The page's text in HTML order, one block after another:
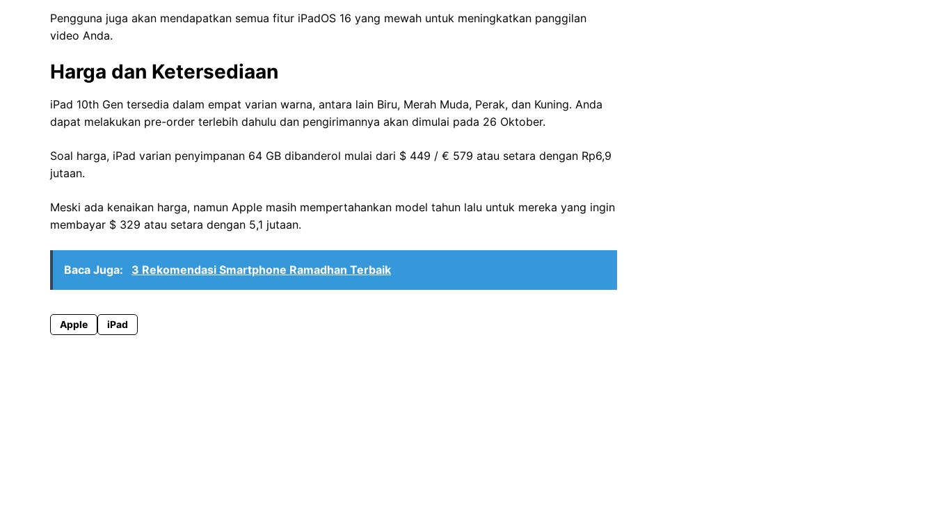
Pengguna juga akan mendapatkan semua fitur iPadOS 16 yang mewah untuk meningkatkan panggilan
video Anda.
Harga dan Ketersediaan
iPad 10th Gen tersedia dalam empat varian warna, antara lain Biru, Merah Muda, Perak, dan Kuning. Anda
dapat melakukan pre-order terlebih dahulu dan pengirimannya akan dimulai pada 26 Oktober.
Soal harga, iPad varian penyimpanan 64 GB dibanderol mulai dari $ 449 / € 579 atau setara dengan Rp6,9
jutaan.
Meski ada kenaikan harga, namun Apple masih mempertahankan model tahun lalu untuk mereka yang ingin
membayar $ 329 atau setara dengan 5,1 jutaan.
Baca Juga: 3 Rekomendasi Smartphone Ramadhan Terbaik
Apple iPad